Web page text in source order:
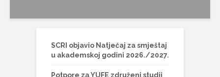
SCRI objavio Natječaj za smještaj
u akademskoj godini 2026./2027.
Potpore za YUFE združeni studij